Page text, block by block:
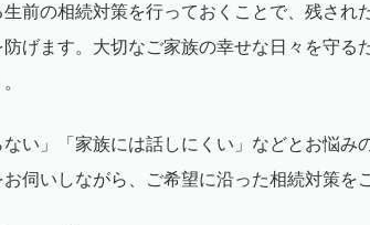
前の相続対策を行っておくことで、残され
げます。大切なご家族の幸せな日々を守る
ない」「家族には話しにくい」などとお悩み
伺いしながら、ご希望に沿った相続対策を